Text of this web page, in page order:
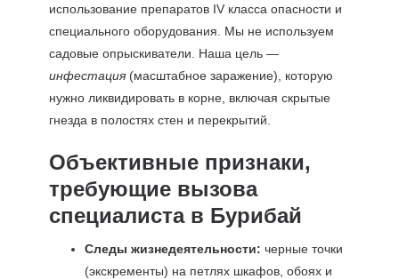
использование препаратов IV класса опасности и
специального оборудования. Мы не используем
садовые опрыскиватели. Наша цель —
инфестация(масштабное заражение), которую
нужно ликвидировать в корне, включая скрытые
гнезда в полостях стен и перекрытий.
Объективные признаки,
требующие вызова
специалиста в Бурибай
Следы жизнедеятельности: черные точки
(экскременты) на петлях шкафов, обоях и